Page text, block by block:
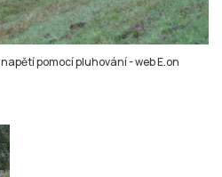
pomocí pluhování-web E.on